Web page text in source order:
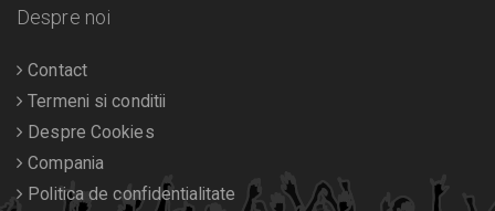
Despre noi
Contact
Termeni si conditii
Despre Cookies
Compania
Politica de confidentialitate